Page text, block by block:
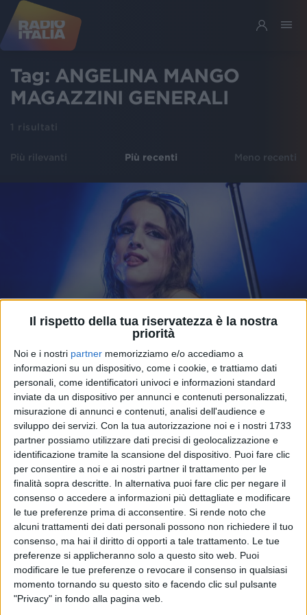
Il rispetto della tua riservatezza è la nostra
priorità
Noi e i nostri partner memorizziamo e/o accediamo a
informazioni su un dispositivo, come i cookie, e trattiamo dati
personali, come identificatori univoci e informazioni standard
inviate da un dispositivo per annunci e contenuti personalizzati,
misurazione di annunci e contenuti, analisi dell'audience e
sviluppo dei servizi. Con la tua autorizzazione noi e i nostri 1733
partner possiamo utilizzare dati precisi di geolocalizzazione e
identificazione tramite la scansione del dispositivo. Puoi fare clic
per consentire a noi e ai nostri partner il trattamento per le
finalità sopra descritte. In alternativa puoi fare clic per negare il
consenso o accedere a informazioni più dettagliate e modificare
le tue preferenze prima di acconsentire. Si rende noto che
alcuni trattamenti dei dati personali possono non richiedere il tuo
consenso, ma hai il diritto di opporti a tale trattamento. Le tue
preferenze si applicheranno solo a questo sito web. Puoi
modificare le tue preferenze o revocare il consenso in qualsiasi
momento tornando su questo sito e facendo clic sul pulsante
"Privacy" in fondo alla pagina web.
Tag: ANGELINA MANGO
MAGAZZINI GENERALI
1 risultati
Più rilevanti Più recenti Meno recenti
CHE T’O DICO A FA 24 ott 2023
Angelina Mango, “pare una pazzia” ma è
tutto vero: nel 2024 maxi concerto a Milano
Conto alla rovescia per la vendita dei biglietti. Intanto
il “Voglia di Vivere Tour”, un sold out dopo l'altro, sta
volgendo al termine
Andrea Daz